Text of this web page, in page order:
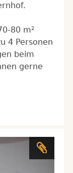
80 m²
4 Personen
beim
gerne